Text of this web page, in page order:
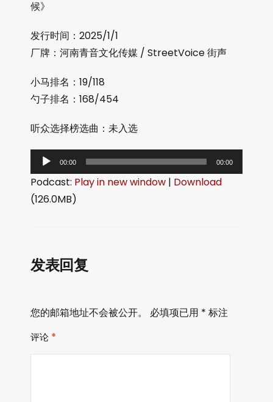
候》
发行时间：2025/1/1
厂牌：河南青音文化传媒 / StreetVoice 街声
小马排名：19/118
勺子排名：168/454
听众选择榜选曲：未入选
频
播
放
00:00 00:00
Podcast: Play in new window | Download
(126.0MB)
发表回复
您的邮箱地址不会被公开。 必填项已用 * 标注
评论 *